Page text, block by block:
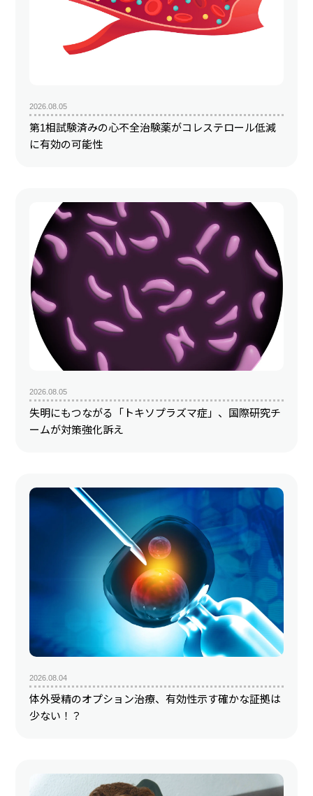
2026.08.05
第1相試験済みの心不全治験薬がコレステロール低減
に有効の可能性
2026.08.05
失明にもつながる「トキソプラズマ症」、国際研究チ
ームが対策強化訴え
2026.08.04
体外受精のオプション治療、有効性示す確かな証拠は
少ない！？